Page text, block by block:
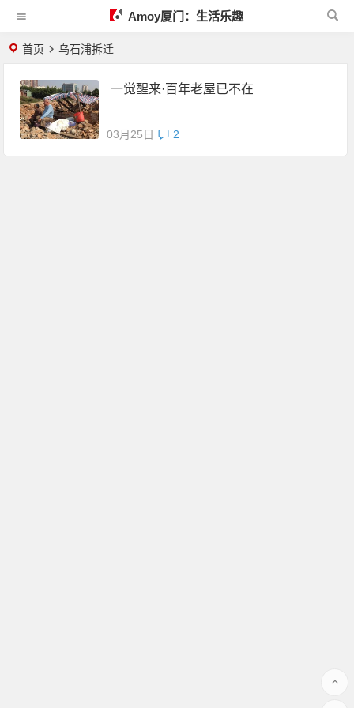
Amoy厦门：生活乐趣
首页 乌石浦拆迁
一觉醒来·百年老屋已不在
03月25日 2